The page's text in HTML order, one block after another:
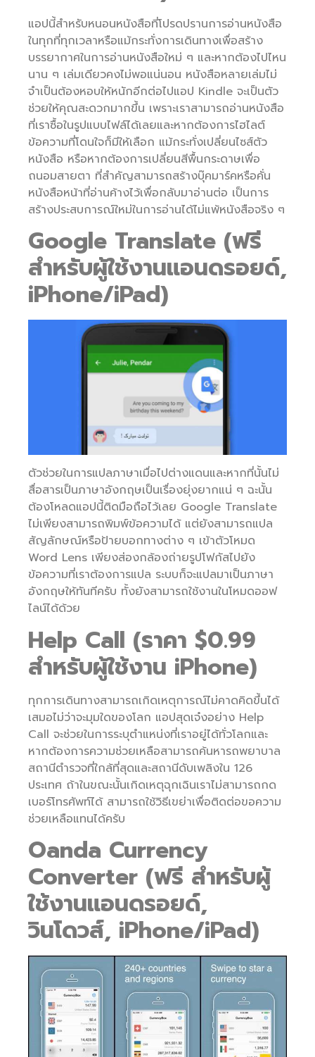
แอปนี้สำหรับหนอนหนังสือที่โปรดปรานการอ่านหนังสือ
ในทุกที่ทุกเวลาหรือแม้กระทั่งการเดินทางเพื่อสร้าง
บรรยากาศในการอ่านหนังสือใหม่ ๆ และหากต้องไปไหน
นาน ๆ เล่มเดียวคงไม่พอแน่นอน หนังสือหลายเล่มไม่
จำเป็นต้องหอบให้หนักอีกต่อไปแอป Kindle จะเป็นตัว
ช่วยให้คุณสะดวกมากขึ้น เพราะเราสามารถอ่านหนังสือ
ที่เราซื้อในรูปแบบไฟล์ได้เลยและหากต้องการไฮไลต์
ข้อความที่โดนใจก็มีให้เลือก แม้กระทั่งเปลี่ยนไซส์ตัว
หนังสือ หรือหากต้องการเปลี่ยนสีพื้นกระดาษเพื่อ
ถนอมสายตา ที่สำคัญสามารถสร้างบุ๊คมาร์คหรือคั่น
หนังสือหน้าที่อ่านค้างไว้เพื่อกลับมาอ่านต่อ เป็นการ
สร้างประสบการณ์ใหม่ในการอ่านได้ไม่แพ้หนังสือจริง ๆ
Google Translate (ฟรี
สำหรับผู้ใช้งานแอนดรอยด์,
iPhone/iPad)
ตัวช่วยในการแปลภาษาเมื่อไปต่างแดนและหากที่นั้นไม่
สื่อสารเป็นภาษาอังกฤษเป็นเรื่องยุ่งยากแน่ ๆ ฉะนั้น
ต้องโหลดแอปนี้ติดมือถือไว้เลย Google Translate
ไม่เพียงสามารถพิมพ์ข้อความได้ แต่ยังสามารถแปล
สัญลักษณ์หรือป้ายบอกทางต่าง ๆ เข้าตัวโหมด
Word Lens เพียงส่องกล้องถ่ายรูปโฟกัสไปยัง
ข้อความที่เราต้องการแปล ระบบก็จะแปลมาเป็นภาษา
อังกฤษให้ทันทีครับ ทั้งยังสามารถใช้งานในโหมดออฟ
ไลน์ได้ด้วย
Help Call (ราคา $0.99
สำหรับผู้ใช้งาน iPhone)
ทุกการเดินทางสามารถเกิดเหตุการณ์ไม่คาดคิดขึ้นได้
เสมอไม่ว่าจะมุมใดของโลก แอปสุดเจ๋งอย่าง Help
Call จะช่วยในการระบุตำแหน่งที่เราอยู่ได้ทั่วโลกและ
หากต้องการความช่วยเหลือสามารถค้นหารถพยาบาล
สถานีตำรวจที่ใกล้ที่สุดและสถานีดับเพลิงใน 126
ประเทศ ถ้าในขณะนั้นเกิดเหตุฉุกเฉินเราไม่สามารถกด
เบอร์โทรศัพท์ได้ สามารถใช้วิธีเขย่าเพื่อติดต่อขอความ
ช่วยเหลือแทนได้ครับ
Oanda Currency
Converter (ฟรี สำหรับผู้
ใช้งานแอนดรอยด์,
วินโดวส์, iPhone/iPad)